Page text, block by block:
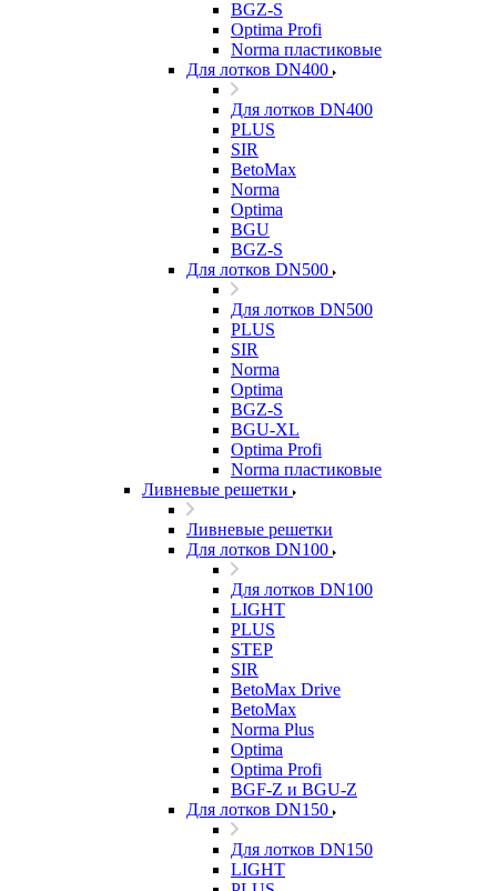
BGZ-S
Optima Profi
Norma пластиковые
Для лотков DN400
Для лотков DN400
PLUS
SIR
BetoMax
Norma
Optima
BGU
BGZ-S
Для лотков DN500
Для лотков DN500
PLUS
SIR
Norma
Optima
BGZ-S
BGU-XL
Optima Profi
Norma пластиковые
Ливневые решетки
Ливневые решетки
Для лотков DN100
Для лотков DN100
LIGHT
PLUS
STEP
SIR
BetoMax Drive
BetoMax
Norma Plus
Optima
Optima Profi
BGF-Z и BGU-Z
Для лотков DN150
Для лотков DN150
LIGHT